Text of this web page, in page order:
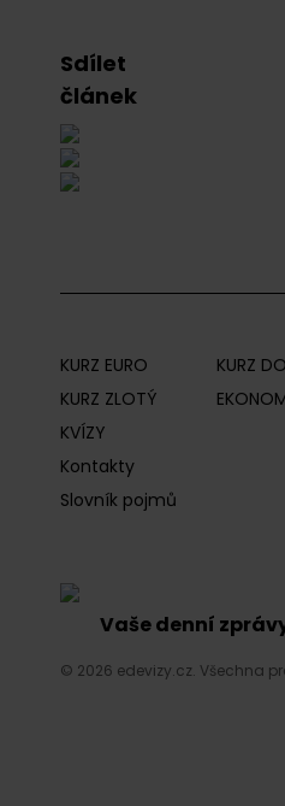
Sdílet
článek
KURZ EURO
KURZ
KURZ ZLOTÝ
KVÍZY
Kontakty
Slovník pojmů
Vaše denní
© 2026 edevizy.cz. Všechna